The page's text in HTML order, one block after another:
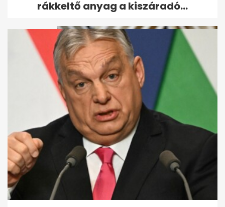
Kiderült, mikor állhat fel a
Vagyonvisszaszerzési Hivatal
- A hét...
rákkeltő anyag a kiszáradó...